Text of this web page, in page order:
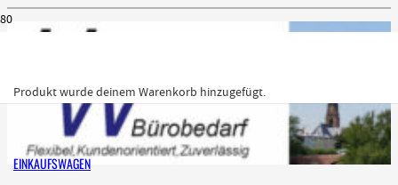
Produktwurde deinem Warenkorb hinzugefügt.
EINKAUFSWAGEN